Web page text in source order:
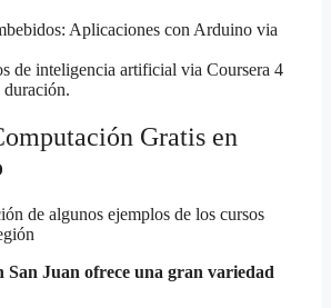
Aplicaciones con Arduino via
de inteligencia artificial via Coursera 4
duración.
Gratis en
de algunos ejemplos de los cursos
San Juan ofrece una gran variedad